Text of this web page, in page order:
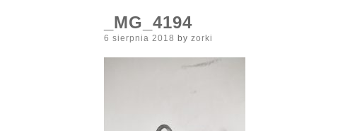
_MG_4194
Posted
6 sierpnia 2018 by zorki